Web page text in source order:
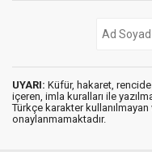
UYARI: Küfür, hakaret,
içeren, imla kuralları ile
Türkçe karakter
onaylanmamaktadır.